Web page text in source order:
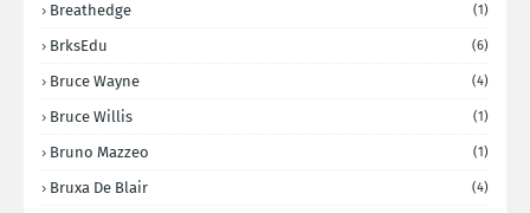
Breathedge (1)
BrksEdu (6)
Bruce Wayne (4)
Bruce Willis (1)
Bruno Mazzeo (1)
Bruxa De Blair (4)